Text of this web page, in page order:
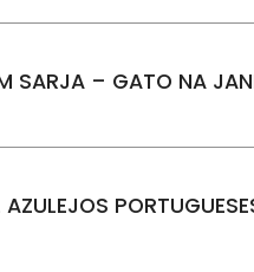
SARJA – GATO NA